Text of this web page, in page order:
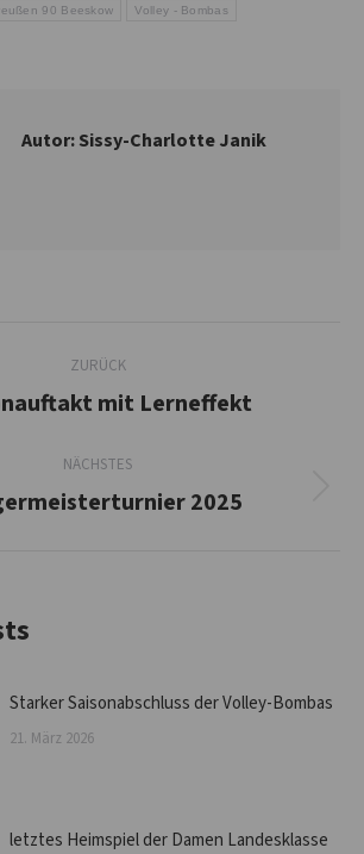
90 Beeskow Volley - Bombas
Autor:Sissy-Charlotte Janik
ZURÜCK
Vorheriger
mit Lerneffekt
NÄCHSTES
Nächster
2025
Starker Saisonabschluss der Volley-Bombas
21. März 2026
letztes Heimspiel der Damen Landesklasse